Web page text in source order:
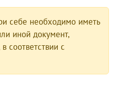
себе необходимо иметь
иной документ,
соответствии с